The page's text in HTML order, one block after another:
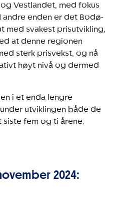
Vestlandet, med fokus
andre enden er det Bodø-
med svakest prisutvikling,
at denne regionen
sterk prisvekst, og nå
høyt nivå og dermed
i et enda lengre
utviklingen både de
siste fem og ti årene.
2024: